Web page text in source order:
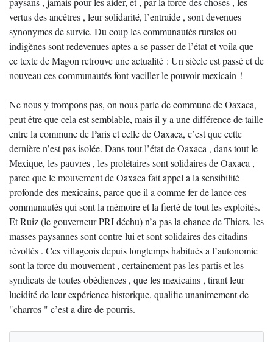
vertus des ancêtres , leur solidarité, l’entraide , sont devenues
synonymes de survie. Du coup les communautés rurales ou
indigènes sont redevenues aptes a se passer de l’état et voila que
ce texte de Magon retrouve une actualité : Un siècle est passé et de
nouveau ces communautés font vaciller le pouvoir mexicain !
Ne nous y trompons pas, on nous parle de commune de Oaxaca,
peut être que cela est semblable, mais il y a une différence de taille
entre la commune de Paris et celle de Oaxaca, c’est que cette
dernière n’est pas isolée. Dans tout l’état de Oaxaca , dans tout le
Mexique, les pauvres , les prolétaires sont solidaires de Oaxaca ,
parce que le mouvement de Oaxaca fait appel a la sensibilité
profonde des mexicains, parce que il a comme fer de lance ces
communautés qui sont la mémoire et la fierté de tout les exploités.
Et Ruiz (le gouverneur PRI déchu) n’a pas la chance de Thiers, les
masses paysannes sont contre lui et sont solidaires des citadins
révoltés . Ces villageois depuis longtemps habitués a l’autonomie
sont la force du mouvement , certainement pas les partis et les
syndicats de toutes obédiences , que les mexicains , tirant leur
lucidité de leur expérience historique, qualifie unanimement de
"charros " c’est a dire de pourris.